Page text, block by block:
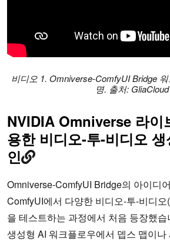
비디오 1. Omniverse-ComfyUI Bridge
명. 출처: GliaCloud
NVIDIA Omniverse 라이
용한 비디오-투-비디오
인
Omniverse-ComfyUI Bridge의 아이디
ComfyUI에서 다양한 비디오-투-비디
을 테스트하는 과정에서 처음 등장했
생성형 AI 워크플로우에서 뎁스 맵이